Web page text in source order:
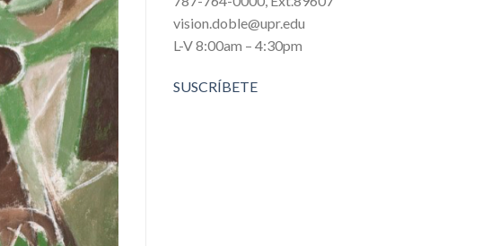
vision.doble@upr.edu
L-V 8:00am – 4:30pm
SUSCRÍBETE